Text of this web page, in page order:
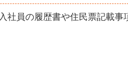
社員の履歴書や住民票記載